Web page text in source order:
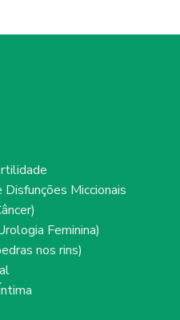
Miccionais
Feminina)
nos rins)